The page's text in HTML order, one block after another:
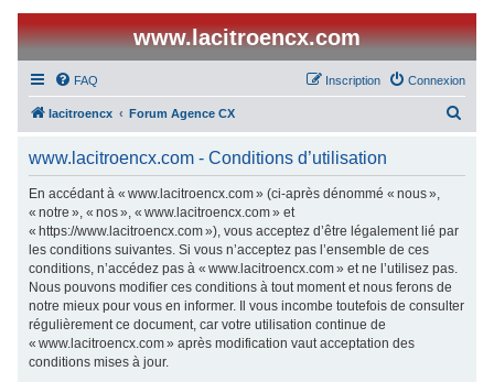
www.lacitroencx.com
FAQ Connexion
Inscription
lacitroencx Forum Agence CX
www.lacitroencx.com - Conditions d’utilisation
En accédant à « www.lacitroencx.com » (ci-après dénommé « nous »,
« notre », « nos », « www.lacitroencx.com » et
« https://www.lacitroencx.com »), vous acceptez d’être légalement lié par
les conditions suivantes. Si vous n’acceptez pas l’ensemble de ces
conditions, n’accédez pas à « www.lacitroencx.com » et ne l’utilisez pas.
Nous pouvons modifier ces conditions à tout moment et nous ferons de
notre mieux pour vous en informer. Il vous incombe toutefois de consulter
régulièrement ce document, car votre utilisation continue de
« www.lacitroencx.com » après modification vaut acceptation des
conditions mises à jour.